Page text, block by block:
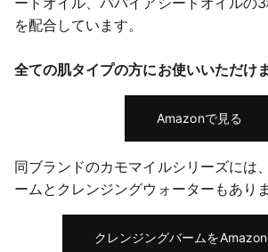
を配合しています。
全ての肌タイプの方にお使いいただけま
Amazonで見る
同ブランドのカモマイルシリーズには
ームとクレンジングウォーターもありま
クレンジングバームを